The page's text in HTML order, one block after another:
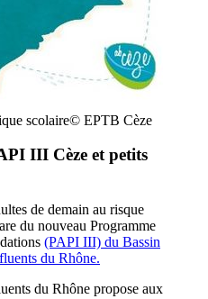
scolaire© EPTB Cèze
III Cèze et petits
de demain au risque
du nouveau Programme
(PAPI III) du Bassin
du Rhône.
du Rhône propose aux